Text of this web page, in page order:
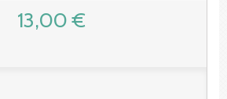
13,00 €